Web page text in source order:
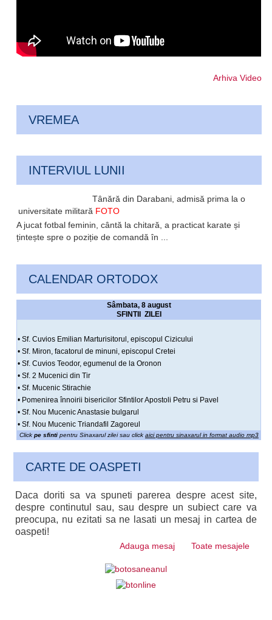
Arhiva Video
VREMEA
INTERVIUL LUNII
Tânără din Darabani, admisă prima la o
universitate militară FOTO
A jucat fotbal feminin, cântă la chitară, a practicat karate și
țintește spre o poziție de comandă în ...
CALENDAR ORTODOX
Sâmbata, 8 august
SFINTII ZILEI
• Sf. Cuvios Emilian Marturisitorul, episcopul Cizicului
• Sf. Miron, facatorul de minuni, episcopul Cretei
• Sf. Cuvios Teodor, egumenul de la Oronon
• Sf. 2 Mucenici din Tir
• Sf. Mucenic Stirachie
• Pomenirea înnoirii bisericilor Sfintilor Apostoli Petru si Pavel
• Sf. Nou Mucenic Anastasie bulgarul
• Sf. Nou Mucenic Triandafil Zagoreul
Click pe sfintipentru Sinaxarul zilei sau click aici pentru sinaxarul in format audio mp3
CARTE DE OASPETI
Daca doriti sa va spuneti parerea despre acest site,
despre continutul sau, sau despre un subiect care va
preocupa, nu ezitati sa ne lasati un mesaj in cartea de
oaspeti!
Adauga mesaj Toate mesajele